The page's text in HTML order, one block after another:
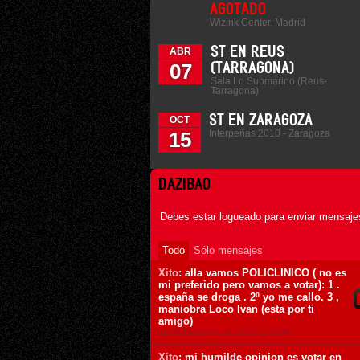
AGOTADO
Wizink Center. Madrid
ABR
07
ST EN REUS
(TARRAGONA)
Sala Lo Submarino (Reus-
Tarragona)
OCT
15
ST EN ZARAGOZA
Interpeñas 2010 - Zaragoza
DAZIBAO
Debes estar logueado para enviar
Todo
Sólo mensajes
Xito: alla vamos POLICLINICO ( no es
mi preferido pero vamos a votar): 1 .
españa se droga . 2º yo me callo. 3 ,
maniobra Loco Ivan (esta por ti
amigo)
13 de Diciembre de 2010 ás 22:40
Xito: mi humilde opinion es votar en